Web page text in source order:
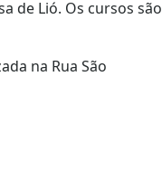
de Lió. Os cursos são
na Rua São